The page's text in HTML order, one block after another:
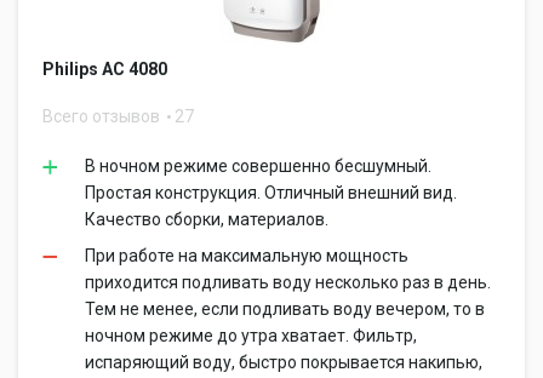
Philips AC 4080
Всего отзывов 27
В ночном режиме совершенно бесшумный.
Простая конструкция. Отличный внешний вид.
Качество сборки, материалов.
При работе на максимальную мощность
приходится подливать воду несколько раз в день.
Тем не менее, если подливать воду вечером, то в
ночном режиме до утра хватает. Фильтр,
испаряющий воду, быстро покрывается накипью,